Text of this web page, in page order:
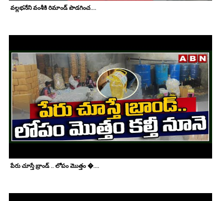
వల్లభనేని వంశీకి రిమాండ్ పొడగించ....
పేరు చూస్తే బ్రాండ్ .. లోపం మొత్తం �....